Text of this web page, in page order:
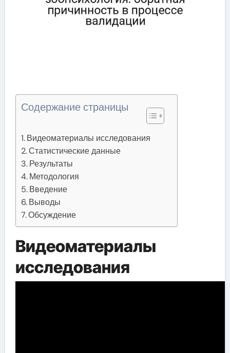
Содержание страницы
Видеоматериалы исследования
Статистические данные
Результаты
Методология
Введение
Выводы
Обсуждение
Видеоматериалы
исследования